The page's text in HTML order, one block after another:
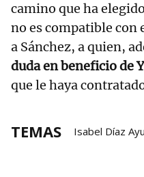
camino que ha
no es compatible con
a Sánchez, a quien,
duda en beneficio de
que le haya
TEMAS Isabel Díaz